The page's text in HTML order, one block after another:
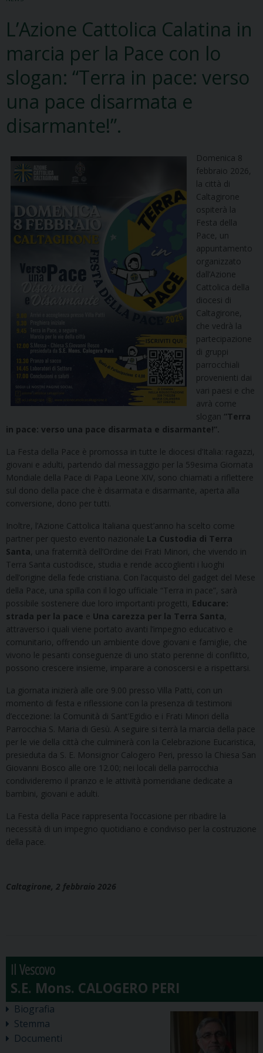
L’Azione Cattolica Calatina in
marcia per la Pace con lo
slogan: “Terra in pace: verso
una pace disarmata e
disarmante!”.
Domenica 8
febbraio 2026,
la città di
Caltagirone
ospiterà la
Festa della
Pace, un
appuntamento
organizzato
dall’Azione
Cattolica della
diocesi di
Caltagirone,
che vedrà la
partecipazione
di gruppi
parrocchiali
provenienti dai
vari paesi e che
avrà come
slogan “Terra
in pace: verso una pace disarmata e disarmante!”.
La Festa della Pace è promossa in tutte le diocesi d’Italia: ragazzi,
giovani e adulti, partendo dal messaggio per la 59esima Giornata
Mondiale della Pace di Papa Leone XIV, sono chiamati a riflettere
sul dono della pace che è disarmata e disarmante, aperta alla
conversione, dono per tutti.
Inoltre, l’Azione Cattolica Italiana quest’anno ha scelto come
partner per questo evento nazionale La Custodia di Terra
Santa, una fraternità dell’Ordine dei Frati Minori, che vivendo in
Terra Santa custodisce, studia e rende accoglienti i luoghi
dell’origine della fede cristiana. Con l’acquisto del gadget del Mese
della Pace, una spilla con il logo ufficiale “Terra in pace”, sarà
possibile sostenere due loro importanti progetti, Educare:
strada per la pace e Una carezza per la Terra Santa,
attraverso i quali viene portato avanti l’impegno educativo e
comunitario, offrendo un ambiente dove giovani e famiglie, che
vivono le pesanti conseguenze di uno stato perenne di conflitto,
possono crescere insieme, imparare a conoscersi e a rispettarsi.
La giornata inizierà alle ore 9.00 presso Villa Patti, con un
momento di festa e riflessione con la presenza di testimoni
d’eccezione: la Comunità di Sant’Egidio e i Frati Minori della
Parrocchia S. Maria di Gesù. A seguire si terrà la marcia della pace
per le vie della città che culminerà con la Celebrazione Eucaristica,
presieduta da S. E. Monsignor Calogero Peri, presso la Chiesa San
Giovanni Bosco alle ore 12.00; nei locali della parrocchia
condivideremo il pranzo e le attività pomeridiane dedicate a
bambini, giovani e adulti.
La Festa della Pace rappresenta l’occasione per ribadire la
necessità di un impegno quotidiano e condiviso per la costruzione
della pace.
Caltagirone, 2 febbraio 2026
Il Vescovo
Biografia
Stemma
Documenti